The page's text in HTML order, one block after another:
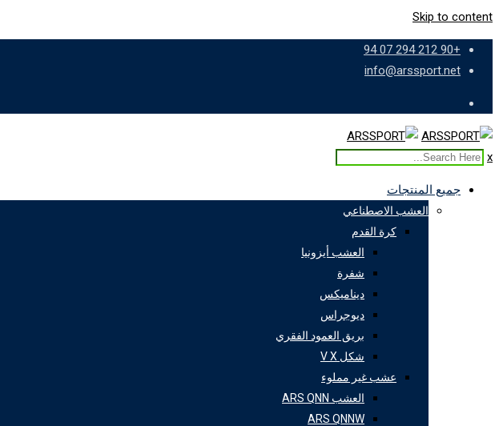
Skip to content
+90 212 294 07 94
info@arssport.net
x
جميع المنتجات
العشب الاصطناعي
كرة القدم
العشب أيزونيا
شفرة
ديناميكس
ديوجراس
بريق العمود الفقري
شكل V X
عشب غير مملوء
العشب ARS QNN
ARS QNNW